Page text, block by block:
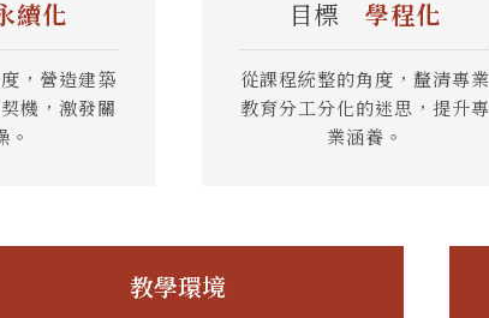
續化
，營造建築
機，激發關
。
目標 學程化
從課程統整的角度，釐清專業
教育分工分化的迷思，提升專
業涵養。
教學環境